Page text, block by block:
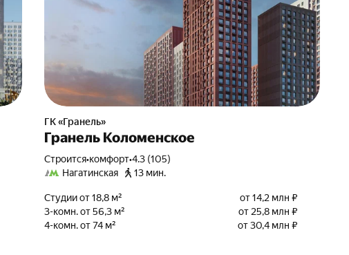
ГК «Гранель»
Гранель Коломенское
Строится•комфорт•4.3 (105)
Нагатинская
13 мин.
Студии от 18,8 м²
от 14,2 млн ₽
3-комн. от 56,3 м²
от 25,8 млн ₽
4-комн. от 74 м²
от 30,4 млн ₽